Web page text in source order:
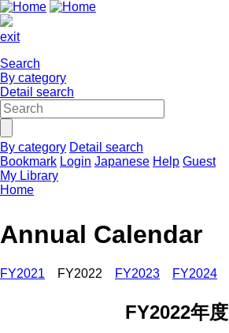
exit
Search
By category
Detail search
By category Detail search
Bookmark Login Japanese Help Guest
My Library
Home
Annual Calendar
FY2021 FY2022 FY2023 FY2024
FY2022年度